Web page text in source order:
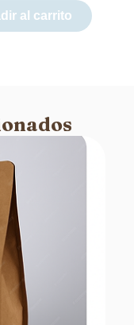
al carrito